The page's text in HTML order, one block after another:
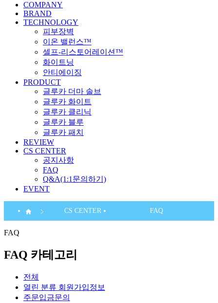
COMPANY
BRAND
TECHNOLOGY
피부장벽
이온 밸런스™
셀프-리스토어레이션™
화이트닝
안티에이징
PRODUCT
글루카 더마 솔브
글루카 화이트
글루카 클리닉
글루카 블루
글루카 패치
REVIEW
CS CENTER
공지사항
FAQ
Q&A(1:1문의하기)
EVENT
CS CENTER FAQ
FAQ
FAQ 카테고리
전체
열린 분류 회원가입정보
주문입금문의